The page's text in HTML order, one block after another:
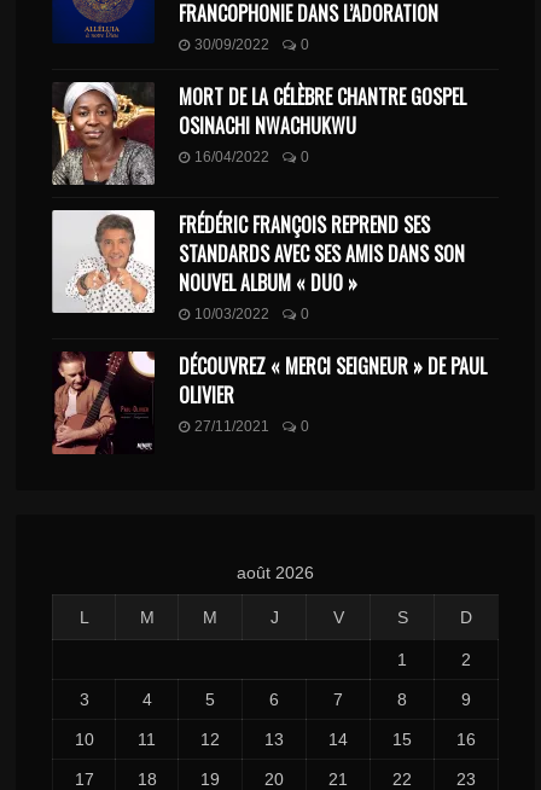
FRANCOPHONIE DANS L’ADORATION
30/09/2022 0
MORT DE LA CÉLÈBRE CHANTRE GOSPEL
OSINACHI NWACHUKWU
16/04/2022 0
FRÉDÉRIC FRANÇOIS REPREND SES
STANDARDS AVEC SES AMIS DANS SON
NOUVEL ALBUM « DUO »
10/03/2022 0
DÉCOUVREZ « MERCI SEIGNEUR » DE PAUL
OLIVIER
27/11/2021 0
août 2026
L M M J V S D
1 2
3 4 5 6 7 8 9
10 11 12 13 14 15 16
17 18 19 20 21 22 23